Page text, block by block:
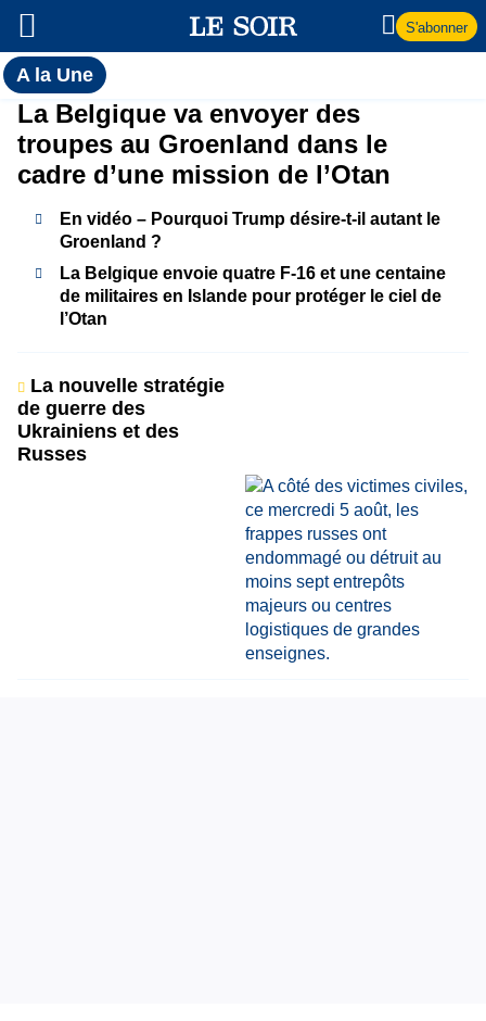
S'abonner
A la UneToutes
l'actualité
du Soir
A
la
Une
La Belgique va envoyer des
troupes au Groenland dans le
cadre d’une mission de l’Otan
En vidéo – Pourquoi Trump désire-t-il autant le
Groenland ?
La Belgique envoie quatre F-16 et une centaine
de militaires en Islande pour protéger le ciel de
l’Otan
La nouvelle stratégie
de guerre des
Ukrainiens et des
Russes